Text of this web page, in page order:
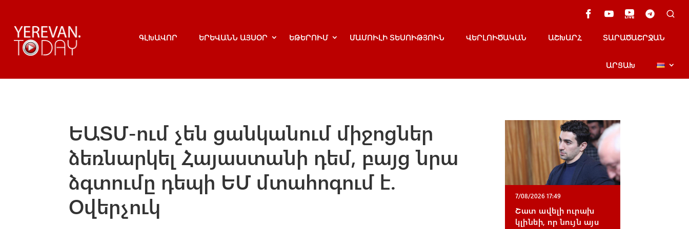
ԳԼԽԱՎՈՐ ԵՐԵՎԱՆՆ ԱՅՍՕՐ ԵԹԵՐՈՒՄ ՄԱՄՈՒԼԻ ՏԵՍՈՒԹՅՈՒՆ ՎԵՐԼՈՒԾԱԿԱՆ ԱՇԽԱՐՀ ՏԱՐԱԾԱՇՐՋԱՆ
ԱՐՑԱԽ
ԵԱՏՄ-ում չեն ցանկանում միջոցներ
ձեռնարկել Հայաստանի դեմ, բայց նրա
ձգտումը դեպի ԵՄ մտահոգում է.
Օվերչուկ
7/08/2026 17:49
Շատ ավելի ուրախ
կլինեի, որ նույն այս